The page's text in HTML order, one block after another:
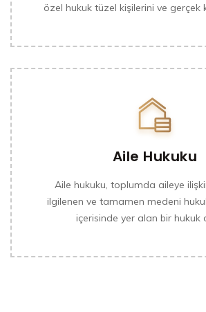
özel hukuk tüzel kişilerini ve gerçek
Aile Hukuku
Aile hukuku, toplumda aileye
ilgilenen ve tamamen medeni
içerisinde yer alan bir hukuk